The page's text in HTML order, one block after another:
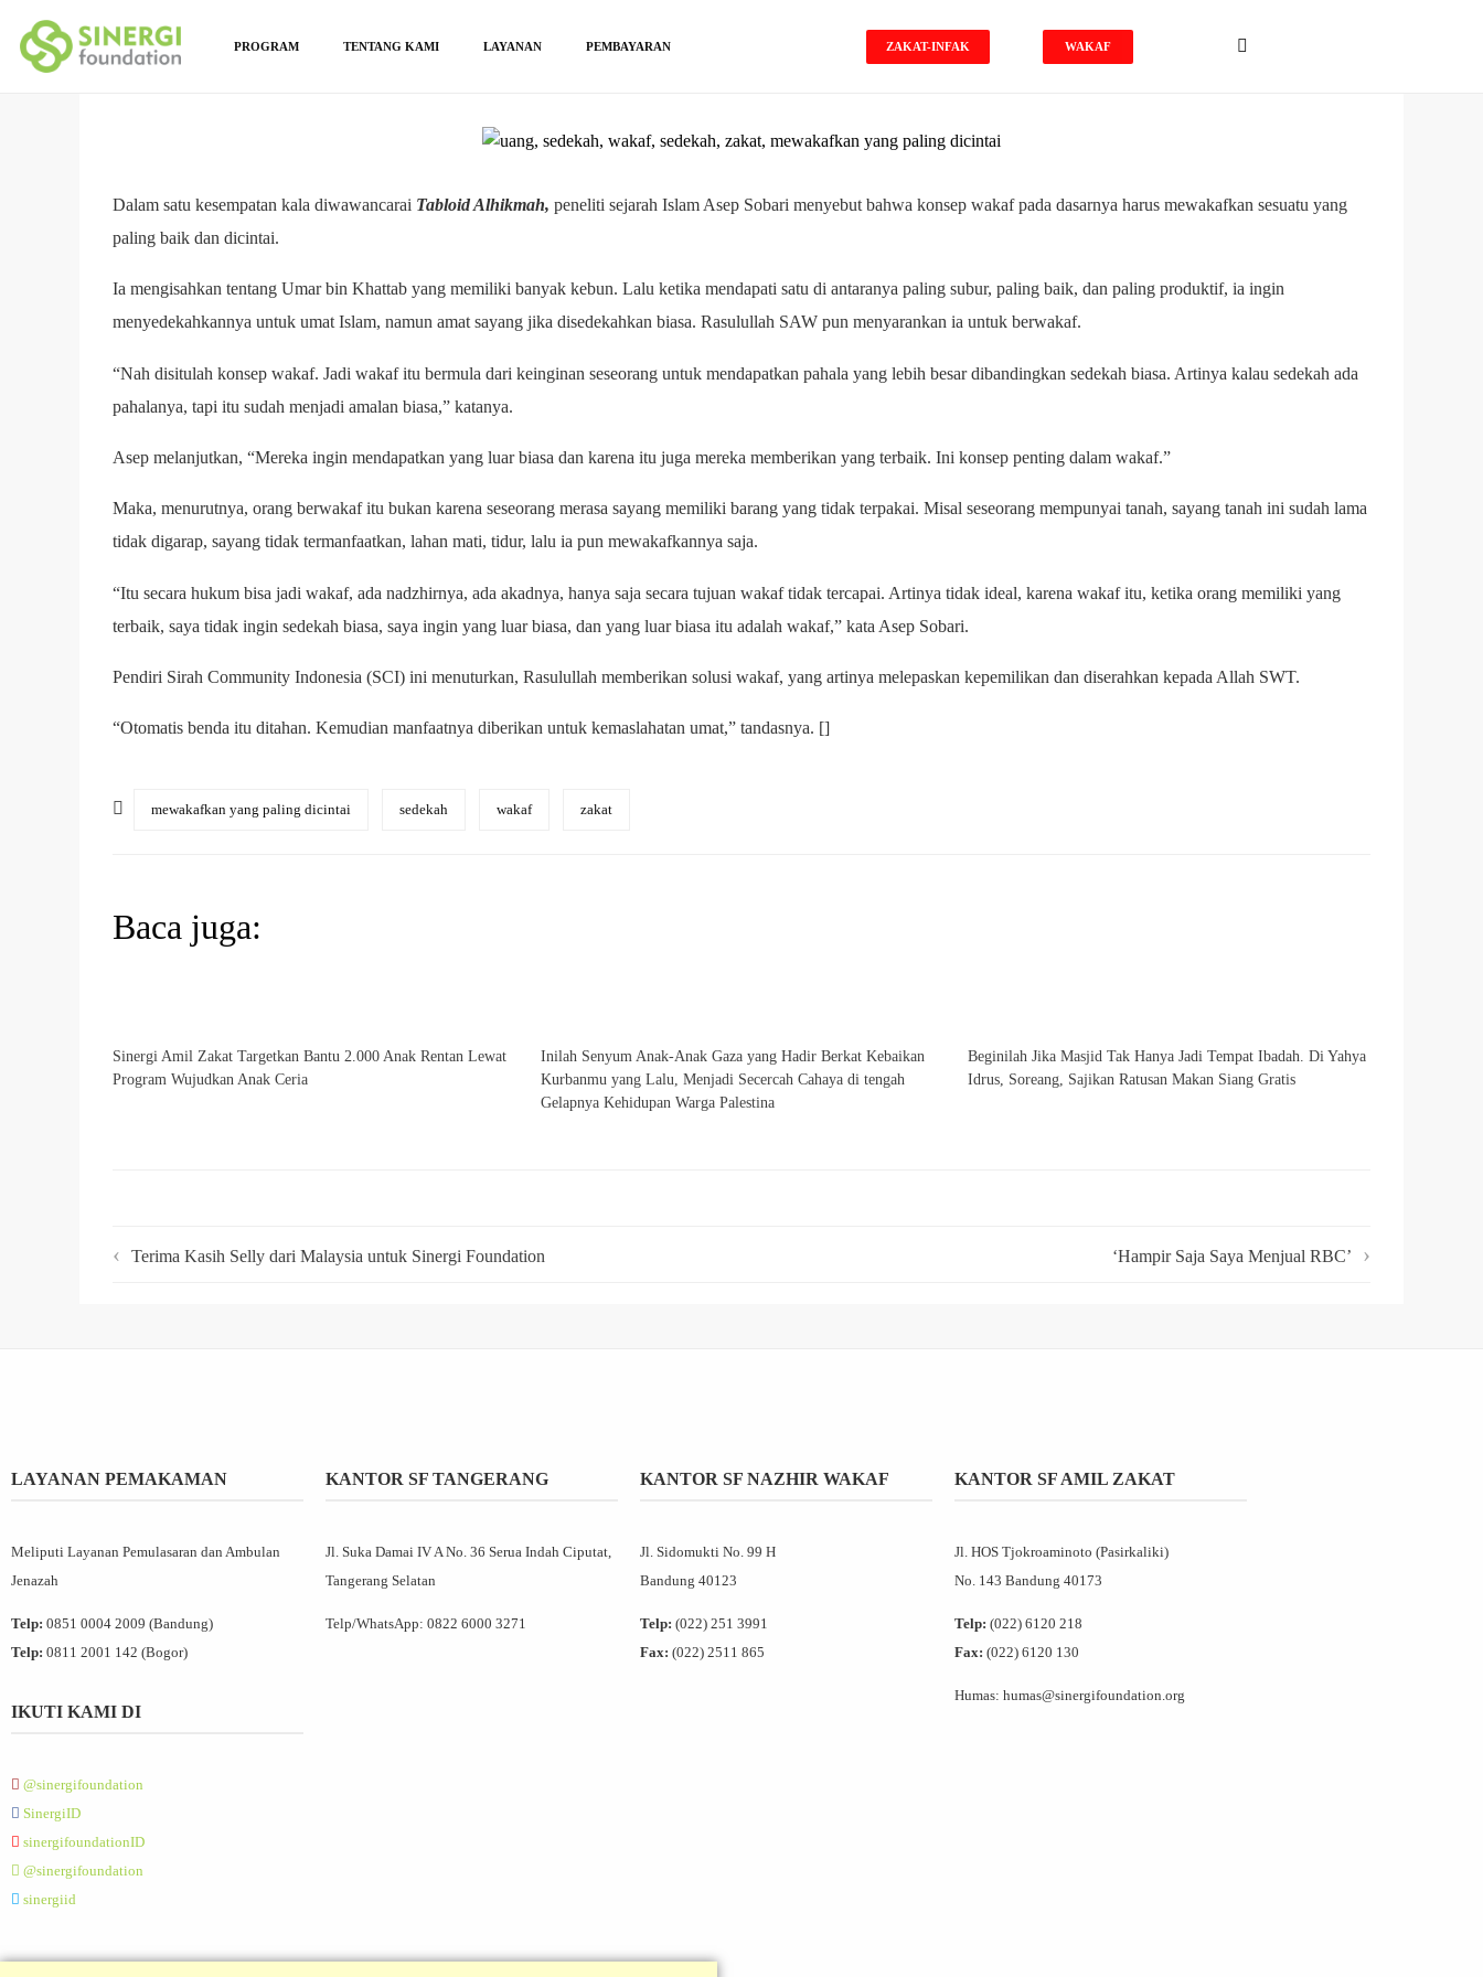
PROGRAM TENTANG KAMI LAYANAN PEMBAYARAN ZAKAT-INFAK WAKAF
Dalam satu kesempatan kala diwawancarai Tabloid Alhikmah, peneliti sejarah Islam Asep Sobari menyebut bahwa konsep wakaf pada dasarnya harus mewakafkan sesuatu yang
paling baik dan dicintai.
Ia mengisahkan tentang Umar bin Khattab yang memiliki banyak kebun. Lalu ketika mendapati satu di antaranya paling subur, paling baik, dan paling produktif, ia ingin
menyedekahkannya untuk umat Islam, namun amat sayang jika disedekahkan biasa. Rasulullah SAW pun menyarankan ia untuk berwakaf.
“Nah disitulah konsep wakaf. Jadi wakaf itu bermula dari keinginan seseorang untuk mendapatkan pahala yang lebih besar dibandingkan sedekah biasa. Artinya kalau sedekah ada
pahalanya, tapi itu sudah menjadi amalan biasa,” katanya.
Asep melanjutkan, “Mereka ingin mendapatkan yang luar biasa dan karena itu juga mereka memberikan yang terbaik. Ini konsep penting dalam wakaf.”
Maka, menurutnya, orang berwakaf itu bukan karena seseorang merasa sayang memiliki barang yang tidak terpakai. Misal seseorang mempunyai tanah, sayang tanah ini sudah lama
tidak digarap, sayang tidak termanfaatkan, lahan mati, tidur, lalu ia pun mewakafkannya saja.
“Itu secara hukum bisa jadi wakaf, ada nadzhirnya, ada akadnya, hanya saja secara tujuan wakaf tidak tercapai. Artinya tidak ideal, karena wakaf itu, ketika orang memiliki yang
terbaik, saya tidak ingin sedekah biasa, saya ingin yang luar biasa, dan yang luar biasa itu adalah wakaf,” kata Asep Sobari.
Pendiri Sirah Community Indonesia (SCI) ini menuturkan, Rasulullah memberikan solusi wakaf, yang artinya melepaskan kepemilikan dan diserahkan kepada Allah SWT.
“Otomatis benda itu ditahan. Kemudian manfaatnya diberikan untuk kemaslahatan umat,” tandasnya. []
mewakafkan yang paling dicintai sedekah wakaf zakat
Baca juga:
Sinergi Amil Zakat Targetkan Bantu 2.000 Anak Rentan Lewat
Program Wujudkan Anak Ceria
Inilah Senyum Anak-Anak Gaza yang Hadir Berkat Kebaikan
Kurbanmu yang Lalu, Menjadi Secercah Cahaya di tengah
Gelapnya Kehidupan Warga Palestina
Beginilah Jika Masjid Tak Hanya Jadi Tempat Ibadah. Di Yahya
Idrus, Soreang, Sajikan Ratusan Makan Siang Gratis
Terima Kasih Selly dari Malaysia untuk Sinergi Foundation ‘Hampir Saja Saya Menjual RBC’
LAYANAN PEMAKAMAN
Meliputi Layanan Pemulasaran dan Ambulan
Jenazah
Telp: 0851 0004 2009 (Bandung)
Telp: 0811 2001 142 (Bogor)
IKUTI KAMI DI
@sinergifoundation
SinergiID
sinergifoundationID
@sinergifoundation
sinergiid
KANTOR SF TANGERANG
Jl. Suka Damai IV A No. 36 Serua Indah Ciputat,
Tangerang Selatan
Telp/WhatsApp: 0822 6000 3271
KANTOR SF NAZHIR WAKAF
Jl. Sidomukti No. 99 H
Bandung 40123
Telp: (022) 251 3991
Fax: (022) 2511 865
KANTOR SF AMIL ZAKAT
Jl. HOS Tjokroaminoto (Pasirkaliki)
No. 143 Bandung 40173
Telp: (022) 6120 218
Fax: (022) 6120 130
Humas: humas@sinergifoundation.org